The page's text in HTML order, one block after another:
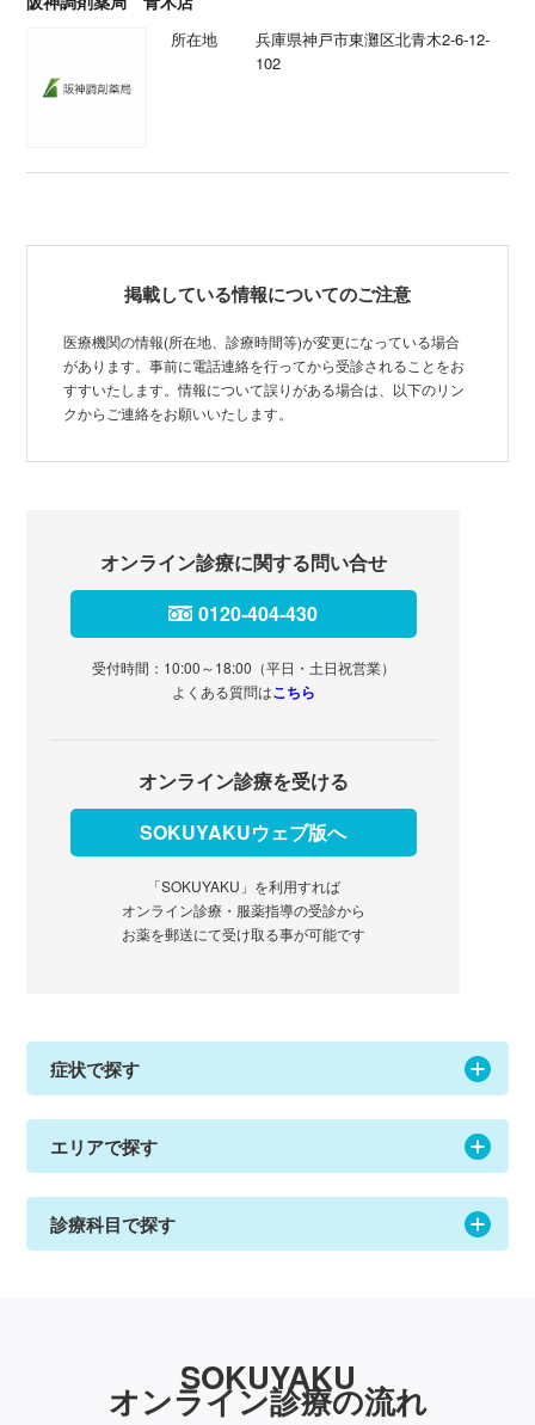
所在地
兵庫県神戸市東灘区北青木2-6-12-
102
掲載している情報についてのご注意
医療機関の情報(所在地、診療時間等)が変更になっている場合
があります。事前に電話連絡を行ってから受診されることをお
すすいたします。情報について誤りがある場合は、以下のリン
クからご連絡をお願いいたします。
オンライン診療に関する問い合せ
0120-404-430
受付時間：10:00～18:00（平日・土日祝営業）
よくある質問はこちら
オンライン診療を受ける
SOKUYAKUウェブ版へ
「SOKUYAKU」を利用すれば
オンライン診療・服薬指導の受診から
お薬を郵送にて受け取る事が可能です
症状で探す
エリアで探す
診療科目で探す
SOKUYAKU
オンライン診療の流れ